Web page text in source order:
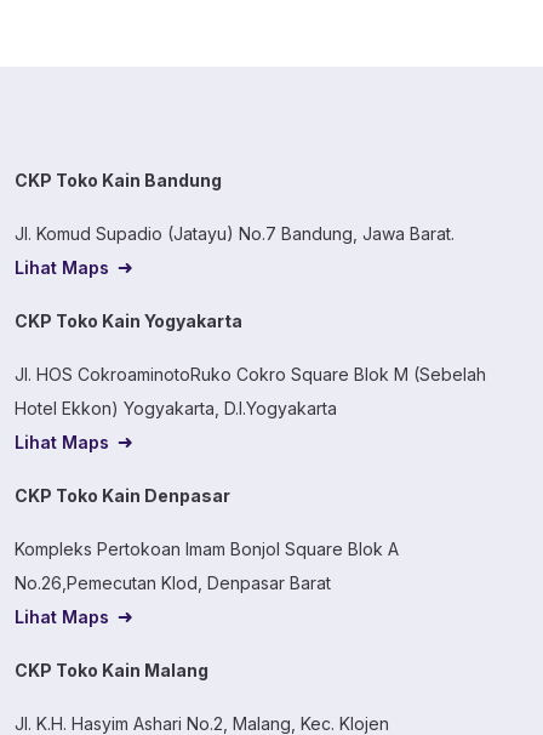
CKP Toko Kain Bandung
Jl. Komud Supadio (Jatayu) No.7 Bandung, Jawa Barat.
Lihat Maps
CKP Toko Kain Yogyakarta
Jl. HOS CokroaminotoRuko Cokro Square Blok M (Sebelah
Hotel Ekkon) Yogyakarta, D.I.Yogyakarta
Lihat Maps
CKP Toko Kain Denpasar
Kompleks Pertokoan Imam Bonjol Square Blok A
No.26,Pemecutan Klod, Denpasar Barat
Lihat Maps
CKP Toko Kain Malang
Jl. K.H. Hasyim Ashari No.2, Malang, Kec. Klojen